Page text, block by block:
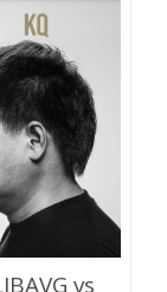
vs